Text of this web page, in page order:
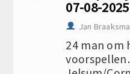
07-08-2025
Jan Braaksma
24 man om